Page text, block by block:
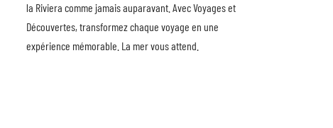
la Riviera comme jamais auparavant. Avec Voyages et
Découvertes, transformez chaque voyage en une
expérience mémorable. La mer vous attend.